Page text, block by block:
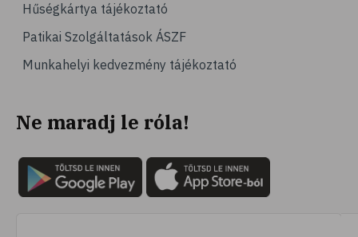
# curling
# Egészség
# immunrendszer
# izomerősítés
# utazás
# nyaralás
Hűségkártya tájékoztató
Patikai Szolgáltatások ÁSZF
Munkahelyi kedvezmény tájékoztató
Ne maradj le róla!